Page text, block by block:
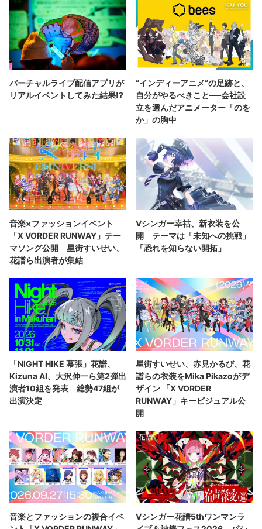
バーチャルライブ配信アプリが
リアルイベントしてみた結果!?
“インディーアニメ“の足跡と、
自分がやるべきこと──会社設
立を選んだアニメーター「のを
か」の胸中
音楽×ファッションイベント
「X VORDER RUNWAY」テー
マソング公開 星街すいせい、
花譜ら出演者が集結
Vシンガー幸祜、新衣装を公
開 テーマは「未知への挑戦」
「恐れを知らない開拓」
「NIGHT HIKE 幕張」花譜、
Kizuna AI、大沢伸一ら第2弾出
演者10組を発表 総勢47組が
出演決定
星街すいせい、赤見かるび、花
譜らの衣装をMika Pikazoがデ
ザイン 「X VORDER
RUNWAY」キービジュアル公
開
音楽とファッションの複合イベ
Vシンガー花譜5thワンマンラ